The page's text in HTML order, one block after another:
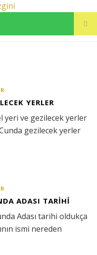
YERLER
yeri ve gezilecek yerler
gezilecek yerler
ADASI TARIHI
Adası tarihi oldukça
ismi nereden